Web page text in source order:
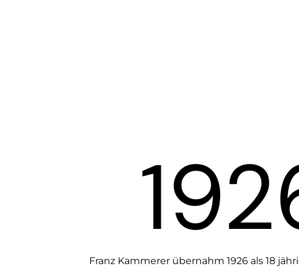
Franz Kammerer übernahm 1926 als 18